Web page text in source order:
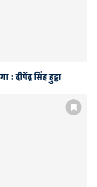
: दीपेंद्र सिंह हुड्डा